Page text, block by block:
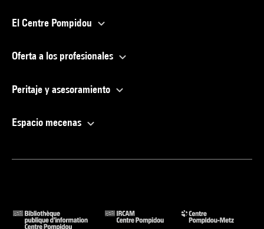
El Centre Pompidou
Oferta a los profesionales
Peritaje y asesoramiento
Espacio mecenas